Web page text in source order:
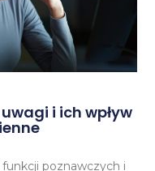
i ich wpływ
poznawczych i